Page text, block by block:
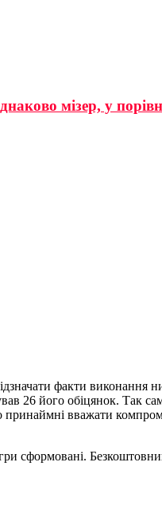
мізер, у
факти виконання
26 його обіцянок. Так
принаймні вважати
сформовані.